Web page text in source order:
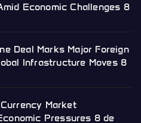
Economic Challenges 8
Deal Marks Major Foreign
Infrastructure Moves 8
Market
Pressures 8 de